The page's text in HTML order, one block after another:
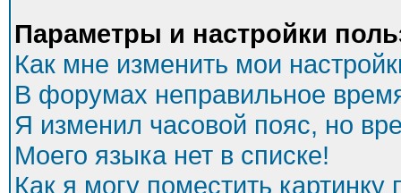
Параметры и настройки
Как мне изменить мои
В форумах неправильное
Я изменил часовой пояс, но
Моего языка нет в списке!
Как я могу поместить